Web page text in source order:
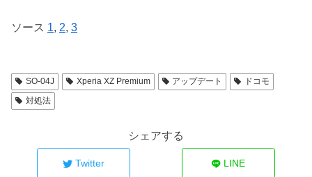
ソース 1, 2, 3
SO-04J Xperia XZ Premium アップデート
ドコモ
対処法
シェアする
Twitter LINE